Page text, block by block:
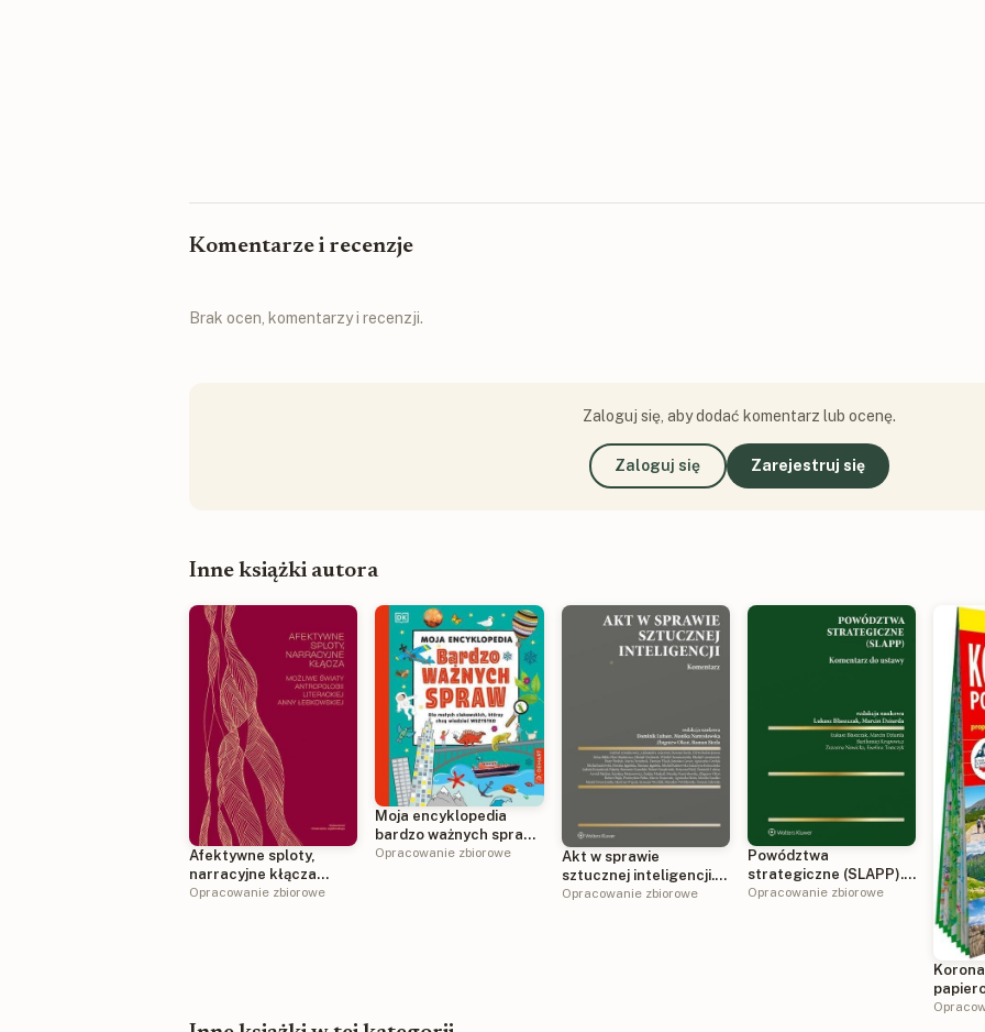
Komentarze i recenzje
Brak ocen, komentarzy i recenzji.
Zaloguj się, aby dodać komentarz lub ocenę.
Zaloguj się Zarejestruj się
Inne książki autora
Afektywne sploty,
narracyjne kłącza
Możliwe światy
Opracowanie zbiorowe
Moja encyklopedia
bardzo ważnych spraw.
Dla małych
Opracowanie zbiorowe
Akt w sprawie
sztucznej inteligencji.
Komentarz
Opracowanie zbiorowe
Powództwa
strategiczne (SLAPP).
Komentarz do ustawy
Opracowanie zbiorowe